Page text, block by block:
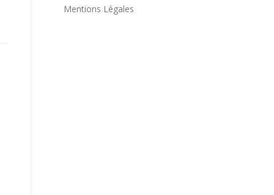
Mentions Légales